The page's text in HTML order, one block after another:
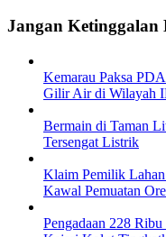
Jangan Ketinggalan
Kemarau Paksa
Gilir Air di Wilayah
Bermain di Taman
Tersengat Listrik
Klaim Pemilik
Kawal Pemuatan
Pengadaan 228